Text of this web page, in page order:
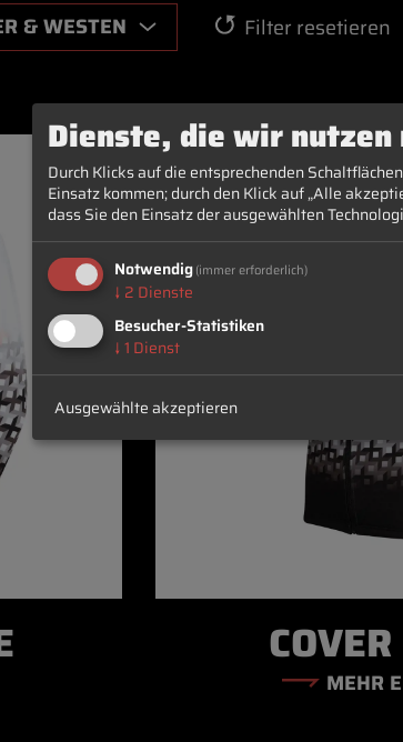
& WESTEN Filter resetieren
MEHR
Dienste, die wir nutzen
Durch Klicks auf die entsprechenden
Einsatz kommen; durch den Klick auf „Alle
dass Sie den Einsatz der ausgewählten
Notwendig(immer erforderlich)
↓ 2 Dienste
Besucher-Statistiken
↓1 Dienst
Ausgewählte akzeptieren